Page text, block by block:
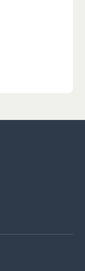
社トゥモロー